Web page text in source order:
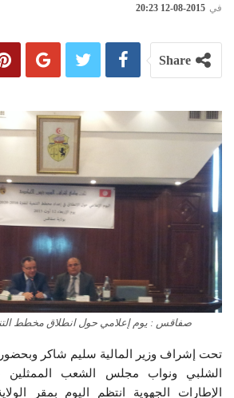
في 2015-08-12 20:23
Share
صفاقس : يوم إعلامي حول انطلاق مخطط التنمية (2016
تحت إشراف وزير المالية سليم شاكر
الشلبي ونواب مجلس الشعب
الإطارات الجهوية انتظم اليوم بمقر